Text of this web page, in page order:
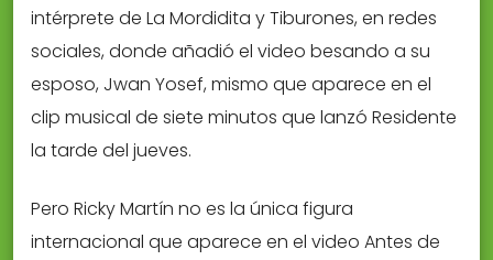
intérprete de La Mordidita y Tiburones, en redes
sociales, donde añadió el video besando a su
esposo, Jwan Yosef, mismo que aparece en el
clip musical de siete minutos que lanzó Residente
la tarde del jueves.
Pero Ricky Martín no es la única figura
internacional que aparece en el video Antes de